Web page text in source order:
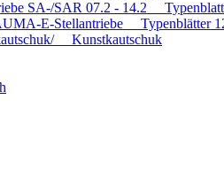
SA-/SAR 07.2 - 14.2 Typenblatt
E-Stellantriebe Typenblätter
Kunstkautschuk